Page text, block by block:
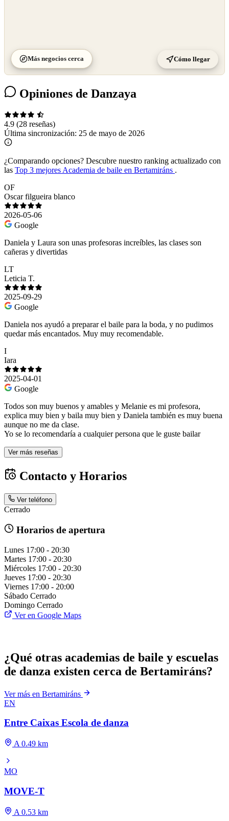
Más negocios cerca Cómo llegar
Opiniones de Danzaya
4.9 (28 reseñas)
Última sincronización: 25 de mayo de 2026
¿Comparando opciones? Descubre nuestro ranking actualizado con
las Top 3 mejores Academia de baile en Bertamiráns .
OF
Oscar filgueira blanco
2026-05-06
Google
Daniela y Laura son unas profesoras increíbles, las clases son
cañeras y divertidas
LT
Leticia T.
2025-09-29
Google
Daniela nos ayudó a preparar el baile para la boda, y no pudimos
quedar más encantados. Muy muy recomendable.
I
Iara
2025-04-01
Google
Todos son muy buenos y amables y Melanie es mi profesora,
explica muy bien y baila muy bien y Daniela también es muy buena
aunque no me da clase.
Yo se lo recomendaría a cualquier persona que le guste bailar
Ver más reseñas
Contacto y Horarios
Ver teléfono
Cerrado
Horarios de apertura
Lunes 17:00 - 20:30
Martes 17:00 - 20:30
Miércoles 17:00 - 20:30
Jueves 17:00 - 20:30
Viernes 17:00 - 20:00
Sábado Cerrado
Domingo Cerrado
Ver en Google Maps
¿Qué otras academias de baile y escuelas
de danza existen cerca de Bertamiráns?
Ver más en Bertamiráns
EN
Entre Caixas Escola de danza
A 0.49 km
MO
MOVE-T
A 0.53 km